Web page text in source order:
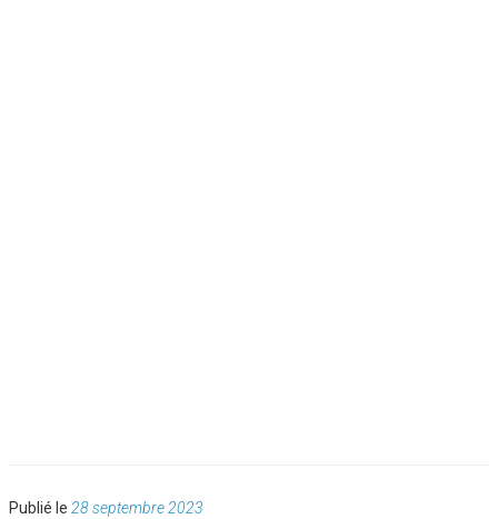
Publié le Publié
28 septembre 2023